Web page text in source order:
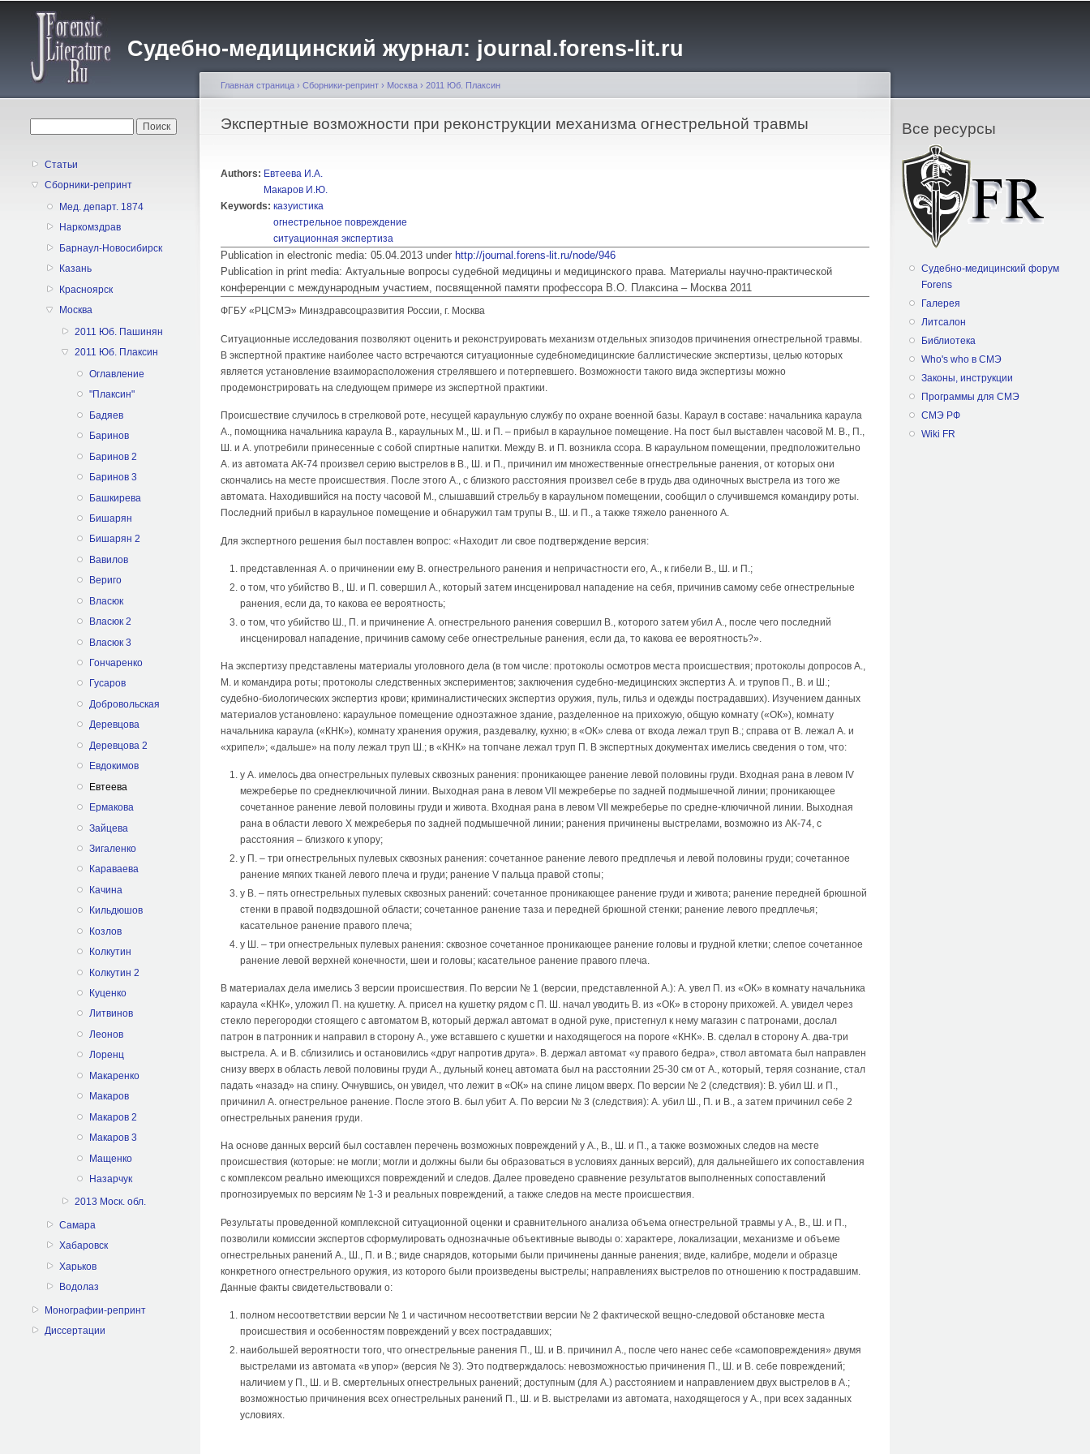
содержанию
Судебно-медицинский журнал: journal.forens-lit.ru
Статьи
Сборники-репринт
Мед. департ. 1874
Наркомздрав
Барнаул-Новосибирск
Казань
Красноярск
Москва
2011 Юб. Пашинян
2011 Юб. Плаксин
Оглавление
"Плаксин"
Бадяев
Баринов
Баринов 2
Баринов 3
Башкирева
Бишарян
Бишарян 2
Вавилов
Вериго
Власюк
Власюк 2
Власюк 3
Гончаренко
Гусаров
Добровольская
Деревцова
Деревцова 2
Евдокимов
Евтеева
Ермакова
Зайцева
Зигаленко
Караваева
Качина
Кильдюшов
Козлов
Колкутин
Колкутин 2
Куценко
Литвинов
Леонов
Лоренц
Макаренко
Макаров
Макаров 2
Макаров 3
Мащенко
Назарчук
2013 Моск. обл.
Самара
Хабаровск
Харьков
Водолаз
Монографии-репринт
Диссертации
Вы здесь
Главная страница › Сборники-репринт › Москва › 2011 Юб. Плаксин
Экспертные возможности при реконструкции механизма огнестрельной травмы
Authors: Евтеева И.А.
Макаров И.Ю.
Keywords: казуистика
огнестрельное повреждение
ситуационная экспертиза
Publication in electronic media: 05.04.2013 under http://journal.forens-lit.ru/node/946
Publication in print media: Актуальные вопросы судебной медицины и медицинского права. Материалы научно-практической
конференции с международным участием, посвященной памяти профессора В.О. Плаксина – Москва 2011
ФГБУ «РЦСМЭ» Минздравсоцразвития России, г. Москва
Ситуационные исследования позволяют оценить и реконструировать механизм отдельных эпизодов причинения огнестрельной травмы.
В экспертной практике наиболее часто встречаются ситуационные судебномедицинские баллистические экспертизы, целью которых
является установление взаиморасположения стрелявшего и потерпевшего. Возможности такого вида экспертизы можно
продемонстрировать на следующем примере из экспертной практики.
Происшествие случилось в стрелковой роте, несущей караульную службу по охране военной базы. Караул в составе: начальника караула
А., помощника начальника караула В., караульных М., Ш. и П. – прибыл в караульное помещение. На пост был выставлен часовой М. В., П.,
Ш. и А. употребили принесенные с собой спиртные напитки. Между В. и П. возникла ссора. В караульном помещении, предположительно
А. из автомата АК-74 произвел серию выстрелов в В., Ш. и П., причинил им множественные огнестрельные ранения, от которых они
скончались на месте происшествия. После этого А., с близкого расстояния произвел себе в грудь два одиночных выстрела из того же
автомата. Находившийся на посту часовой М., слышавший стрельбу в караульном помещении, сообщил о случившемся командиру роты.
Последний прибыл в караульное помещение и обнаружил там трупы В., Ш. и П., а также тяжело раненного А.
Для экспертного решения был поставлен вопрос: «Находит ли свое подтверждение версия:
представленная А. о причинении ему В. огнестрельного ранения и непричастности его, А., к гибели В., Ш. и П.;
о том, что убийство В., Ш. и П. совершил А., который затем инсценировал нападение на себя, причинив самому себе огнестрельные
ранения, если да, то какова ее вероятность;
о том, что убийство Ш., П. и причинение А. огнестрельного ранения совершил В., которого затем убил А., после чего последний
инсценировал нападение, причинив самому себе огнестрельные ранения, если да, то какова ее вероятность?».
На экспертизу представлены материалы уголовного дела (в том числе: протоколы осмотров места происшествия; протоколы допросов А.,
М. и командира роты; протоколы следственных экспериментов; заключения судебно-медицинских экспертиз А. и трупов П., В. и Ш.;
судебно-биологических экспертиз крови; криминалистических экспертиз оружия, пуль, гильз и одежды пострадавших). Изучением данных
материалов установлено: караульное помещение одноэтажное здание, разделенное на прихожую, общую комнату («ОК»), комнату
начальника караула («КНК»), комнату хранения оружия, раздевалку, кухню; в «ОК» слева от входа лежал труп В.; cправа от В. лежал А. и
«хрипел»; «дальше» на полу лежал труп Ш.; в «КНК» на топчане лежал труп П. В экспертных документах имелись сведения о том, что:
у А. имелось два огнестрельных пулевых сквозных ранения: проникающее ранение левой половины груди. Входная рана в левом IV
межреберье по среднеключичной линии. Выходная рана в левом VII межреберье по задней подмышечной линии; проникающее
сочетанное ранение левой половины груди и живота. Входная рана в левом VII межреберье по средне-ключичной линии. Выходная
рана в области левого X межреберья по задней подмышечной линии; ранения причинены выстрелами, возможно из АК-74, с
расстояния – близкого к упору;
у П. – три огнестрельных пулевых сквозных ранения: сочетанное ранение левого предплечья и левой половины груди; сочетанное
ранение мягких тканей левого плеча и груди; ранение V пальца правой стопы;
у В. – пять огнестрельных пулевых сквозных ранений: сочетанное проникающее ранение груди и живота; ранение передней брюшной
стенки в правой подвздошной области; сочетанное ранение таза и передней брюшной стенки; ранение левого предплечья;
касательное ранение правого плеча;
у Ш. – три огнестрельных пулевых ранения: сквозное сочетанное проникающее ранение головы и грудной клетки; слепое сочетанное
ранение левой верхней конечности, шеи и головы; касательное ранение правого плеча.
В материалах дела имелись 3 версии происшествия. По версии № 1 (версии, представленной А.): А. увел П. из «ОК» в комнату начальника
караула «КНК», уложил П. на кушетку. А. присел на кушетку рядом с П. Ш. начал уводить В. из «ОК» в сторону прихожей. А. увидел через
стекло перегородки стоящего с автоматом В, который держал автомат в одной руке, пристегнул к нему магазин с патронами, дослал
патрон в патронник и направил в сторону А., уже вставшего с кушетки и находящегося на пороге «КНК». В. сделал в сторону А. два-три
выстрела. А. и В. сблизились и остановились «друг напротив друга». В. держал автомат «у правого бедра», ствол автомата был направлен
снизу вверх в область левой половины груди А., дульный конец автомата был на расстоянии 25-30 см от А., который, теряя сознание, стал
падать «назад» на спину. Очнувшись, он увидел, что лежит в «ОК» на спине лицом вверх. По версии № 2 (следствия): В. убил Ш. и П.,
причинил А. огнестрельное ранение. После этого В. был убит А. По версии № 3 (следствия): А. убил Ш., П. и В., а затем причинил себе 2
огнестрельных ранения груди.
На основе данных версий был составлен перечень возможных повреждений у А., В., Ш. и П., а также возможных следов на месте
происшествия (которые: не могли; могли и должны были бы образоваться в условиях данных версий), для дальнейшего их сопоставления
с комплексом реально имеющихся повреждений и следов. Далее проведено сравнение результатов выполненных сопоставлений
прогнозируемых по версиям № 1-3 и реальных повреждений, а также следов на месте происшествия.
Результаты проведенной комплексной ситуационной оценки и сравнительного анализа объема огнестрельной травмы у А., В., Ш. и П.,
позволили комиссии экспертов сформулировать однозначные объективные выводы о: характере, локализации, механизме и объеме
огнестрельных ранений А., Ш., П. и В.; виде снарядов, которыми были причинены данные ранения; виде, калибре, модели и образце
конкретного огнестрельного оружия, из которого были произведены выстрелы; направлениях выстрелов по отношению к пострадавшим.
Данные факты свидетельствовали о:
полном несоответствии версии № 1 и частичном несоответствии версии № 2 фактической вещно-следовой обстановке места
происшествия и особенностям повреждений у всех пострадавших;
наибольшей вероятности того, что огнестрельные ранения П., Ш. и В. причинил А., после чего нанес себе «самоповреждения» двумя
выстрелами из автомата «в упор» (версия № 3). Это подтверждалось: невозможностью причинения П., Ш. и В. себе повреждений;
наличием у П., Ш. и В. смертельных огнестрельных ранений; доступным (для А.) расстоянием и направлением двух выстрелов в А.;
возможностью причинения всех огнестрельных ранений П., Ш. и В. выстрелами из автомата, находящегося у А., при всех заданных
условиях.
Все ресурсы
Судебно-медицинский форум
Forens
Галерея
Литсалон
Библиотека
Who's who в СМЭ
Законы, инструкции
Программы для СМЭ
СМЭ РФ
Wiki FR